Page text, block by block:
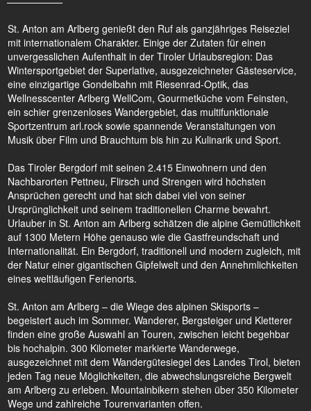
St. Anton am Arlberg genießt den Ruf als ganzjähriges Reiseziel
mit internationalem Charakter. Einige der Zutaten für einen
unvergesslichen Aufenthalt in der Tiroler Urlaubsregion: Das
Wintersportgebiet der Superlative, ausgezeichneter Gästeservice,
eine einzigartige Gondelbahn mit Riesenrad-Optik, das
Wellnesscenter Arlberg WellCom, Gourmetküche vom Feinsten,
ein schier grenzenloses Wandergebiet, das multifunktionale
Sportzentrum arl.rock sowie spannende Veranstaltungen von
Musik über Film und Brauchtum bis hin zu Kulinarik und Sport.
Das Tiroler Bergdorf mit seinen 2.415 Einwohnern und den
Nachbarorten Pettneu, Flirsch und Strengen wird höchsten
Ansprüchen gerecht und hat sich dabei viel von seiner
Ursprünglichkeit und seinem traditionellen Charme bewahrt.
Urlauber in St. Anton am Arlberg schätzen die alpine Gemütlichkeit
auf 1300 Metern Höhe genauso wie die Gastfreundschaft und
Internationalität. Ein Bergdorf, traditionell und modern zugleich, mit
der Natur einer gigantischen Gipfelwelt und den Annehmlichkeiten
eines weltläufigen Ferienorts.
St. Anton am Arlberg – die Wiege des alpinen Skisports –
begeistert auch im Sommer. Wanderer, Bergsteiger und Kletterer
finden eine große Auswahl an Touren, zwischen leicht begehbar
bis hochalpin. 300 Kilometer markierte Wanderwege,
ausgezeichnet mit dem Wandergütesiegel des Landes Tirol, bieten
jeden Tag neue Möglichkeiten, die abwechslungsreiche Bergwelt
am Arlberg zu erleben. Mountainbikern stehen über 350 Kilometer
Wege und zahlreiche Tourenvarianten offen.